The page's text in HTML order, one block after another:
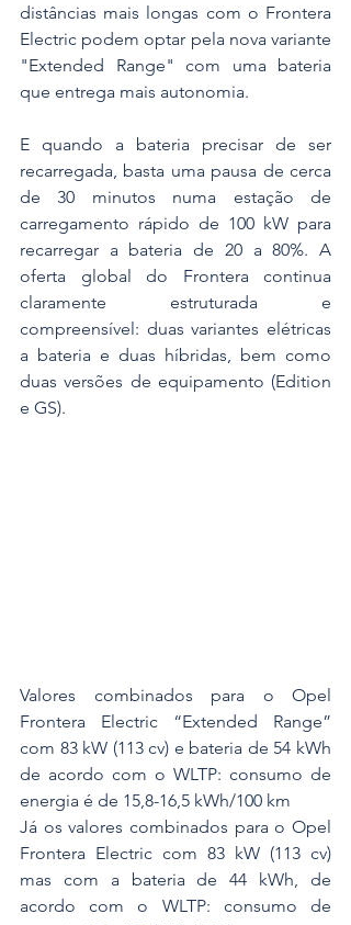
distâncias mais longas com o Frontera
Electric podem optar pela nova variante
"Extended Range" com uma bateria
que entrega mais autonomia.
E quando a bateria precisar de ser
recarregada, basta uma pausa de cerca
de 30 minutos numa estação de
carregamento rápido de 100 kW para
recarregar a bateria de 20 a 80%. A
oferta global do Frontera continua
claramente estruturada e
compreensível: duas variantes elétricas
a bateria e duas híbridas, bem como
duas versões de equipamento (Edition
e GS).
Valores combinados para o Opel
Frontera Electric “Extended Range”
com 83 kW (113 cv) e bateria de 54 kWh
de acordo com o WLTP: consumo de
energia é de 15,8-16,5 kWh/100 km
Já os valores combinados para o Opel
Frontera Electric com 83 kW (113 cv)
mas com a bateria de 44 kWh, de
acordo com o WLTP: consumo de